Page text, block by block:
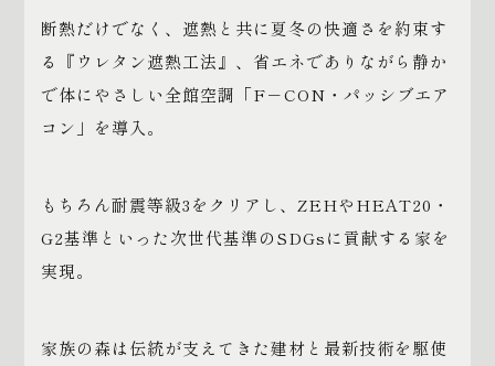
断熱だけでなく、遮熱と共に夏冬の快適さを約束す
る『ウレタン遮熱工法』、省エネでありながら静か
で体にやさしい全館空調「F－CON・パッシブエア
コン」を導入。
もちろん耐震等級3をクリアし、ZEHやHEAT20・
G2基準といった次世代基準のSDGsに貢献する家を
実現。
家族の森は伝統が支えてきた建材と最新技術を駆使